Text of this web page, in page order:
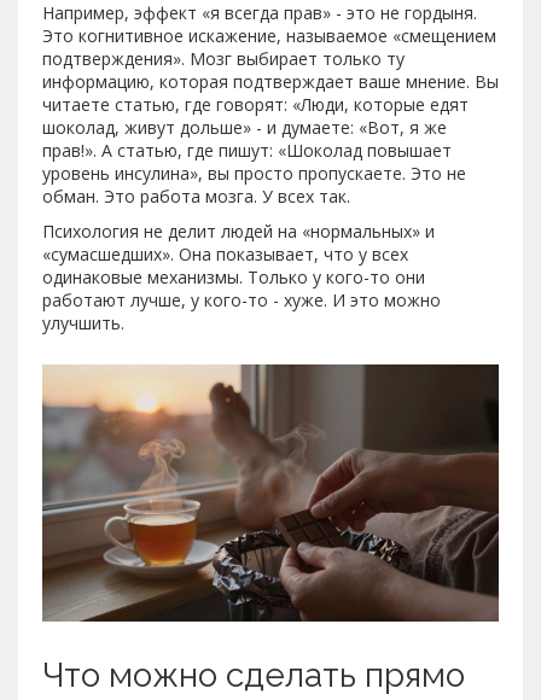
Например, эффект «я всегда прав» - это не гордыня.
Это когнитивное искажение, называемое «смещением
подтверждения». Мозг выбирает только ту
информацию, которая подтверждает ваше мнение. Вы
читаете статью, где говорят: «Люди, которые едят
шоколад, живут дольше» - и думаете: «Вот, я же
прав!». А статью, где пишут: «Шоколад повышает
уровень инсулина», вы просто пропускаете. Это не
обман. Это работа мозга. У всех так.
Психология не делит людей на «нормальных» и
«сумасшедших». Она показывает, что у всех
одинаковые механизмы. Только у кого-то они
работают лучше, у кого-то - хуже. И это можно
улучшить.
Что можно сделать прямо